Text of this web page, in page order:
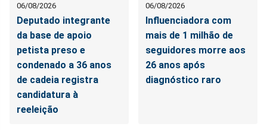
06/08/2026
Deputado integrante
da base de apoio
petista preso e
condenado a 36 anos
de cadeia registra
candidatura à
reeleição
06/08/2026
Influenciadora com
mais de 1 milhão de
seguidores morre aos
26 anos após
diagnóstico raro